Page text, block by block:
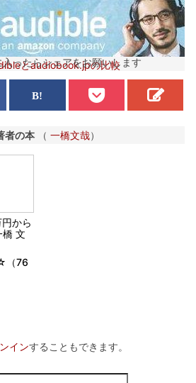
とaudiobook.jpの比較
ったらシェアをお願いします
者の本 （ 一橋文哉）
から
橋 文
（76
インすることもできます。